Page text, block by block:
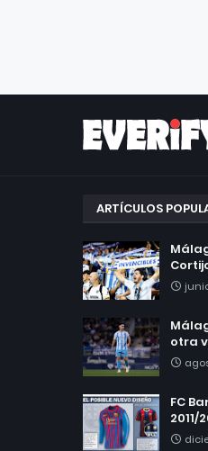
ARTÍCULOS
otra
FC
2011/